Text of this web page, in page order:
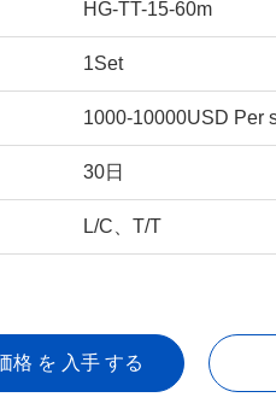
HG-TT-15-60m
1Set
1000-10000USD Per
30日
L/C、T/T
格 を 入手 する